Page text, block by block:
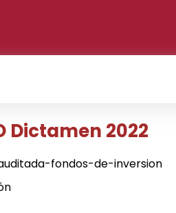
Dictamen 2022
fondos-de-inversion